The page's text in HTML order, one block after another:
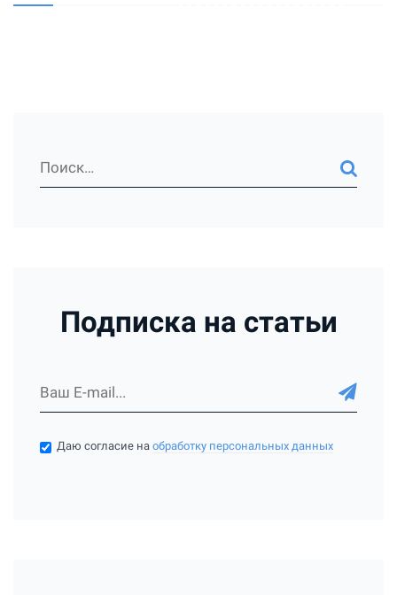
Подписка на статьи
Даю согласие наобработку персональных данных